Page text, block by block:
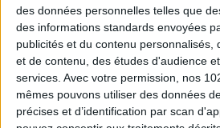
des données personnelles telles que
des informations standards envoyées
publicités et du contenu personnalisés,
et de contenu, des études d'audience
services. Avec votre permission, nos
mêmes pouvons utiliser des données
précises et d’identification par scan
Les professionnels qui ont
cotisation foncière des
redevable d’un acompte au
Cet acompte correspond à 50%
2021, et doit être réglé en ligne
Aucun avis au format papier